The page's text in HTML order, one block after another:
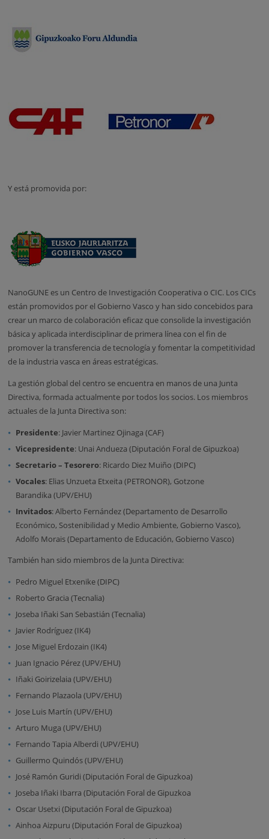
Y está promovida por:
NanoGUNE es un Centro de Investigación Cooperativa o CIC. Los CICs
están promovidos por el Gobierno Vasco y han sido concebidos para
crear un marco de colaboración eficaz que consolide la investigación
básica y aplicada interdisciplinar de primera línea con el fin de
promover la transferencia de tecnología y fomentar la competitividad
de la industria vasca en áreas estratégicas.
La gestión global del centro se encuentra en manos de una Junta
Directiva, formada actualmente por todos los socios. Los miembros
actuales de la Junta Directiva son:
Presidente: Javier Martinez Ojinaga (CAF)
Vicepresidente: Unai Andueza (Diputación Foral de Gipuzkoa)
Secretario – Tesorero: Ricardo Diez Muiño (DIPC)
Vocales: Elias Unzueta Etxeita (PETRONOR), Gotzone
Barandika (UPV/EHU)
Invitados: Alberto Fernández (Departamento de Desarrollo
Económico, Sostenibilidad y Medio Ambiente, Gobierno Vasco),
Adolfo Morais (Departamento de Educación, Gobierno Vasco)
También han sido miembros de la Junta Directiva:
Pedro Miguel Etxenike (DIPC)
Roberto Gracia (Tecnalia)
Joseba Iñaki San Sebastián (Tecnalia)
Javier Rodríguez (IK4)
Jose Miguel Erdozain (IK4)
Juan Ignacio Pérez (UPV/EHU)
Iñaki Goirizelaia (UPV/EHU)
Fernando Plazaola (UPV/EHU)
Jose Luis Martín (UPV/EHU)
Arturo Muga (UPV/EHU)
Fernando Tapia Alberdi (UPV/EHU)
Guillermo Quindós (UPV/EHU)
José Ramón Guridi (Diputación Foral de Gipuzkoa)
Joseba Iñaki Ibarra (Diputación Foral de Gipuzkoa
Oscar Usetxi (Diputación Foral de Gipuzkoa)
Ainhoa Aizpuru (Diputación Foral de Gipuzkoa)